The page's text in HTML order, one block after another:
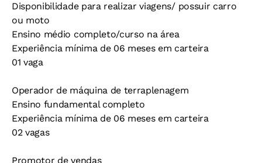
Disponibilidade para realizar viagens/ possuir carro
ou moto
Ensino médio completo/curso na área
Experiência mínima de 06 meses em carteira
01 vaga
Operador de máquina de terraplenagem
Ensino fundamental completo
Experiência mínima de 06 meses em carteira
02 vagas
Promotor de vendas